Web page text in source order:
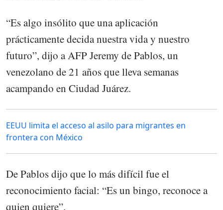
“Es algo insólito que una aplicación
prácticamente decida nuestra vida y nuestro
futuro”, dijo a AFP Jeremy de Pablos, un
venezolano de 21 años que lleva semanas
acampando en Ciudad Juárez.
EEUU limita el acceso al asilo para migrantes en
frontera con México
De Pablos dijo que lo más difícil fue el
reconocimiento facial: “Es un bingo, reconoce a
quien quiere”.